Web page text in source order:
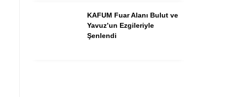
KAFUM Fuar Alanı Bulut ve
Yavuz’un Ezgileriyle
Şenlendi